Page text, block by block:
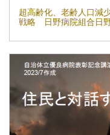
超高齢化、老齢人口減
戦略 日野病院組合日